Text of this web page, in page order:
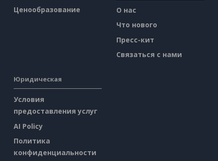
Ценообразование
О нас
Что нового
Пресс-кит
Связаться с нами
Юридическая
Условия
предоставления услуг
AI Policy
Политика
конфиденциальности